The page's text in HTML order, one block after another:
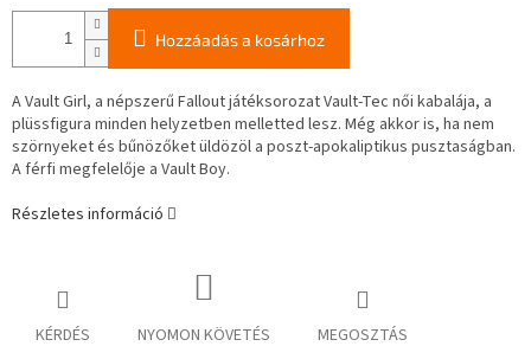
Hozzáadás a kosárhoz
A Vault Girl, a népszerű Fallout játéksorozat Vault-Tec női kabalája, a
plüssfigura minden helyzetben melletted lesz. Még akkor is, ha nem
szörnyeket és bűnözőket üldözöl a poszt-apokaliptikus pusztaságban.
A férfi megfelelője a Vault Boy.
Részletes információ
KÉRDÉS NYOMON KÖVETÉS MEGOSZTÁS